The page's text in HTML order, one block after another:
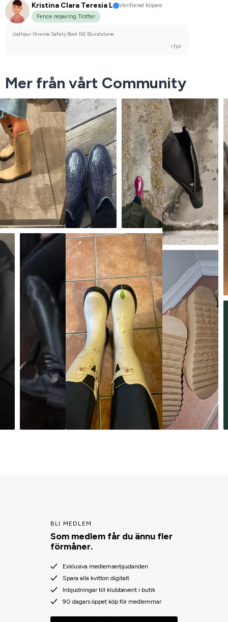
Kristina Clara Teresia L
Verifierad köpare
Fence repairing Trotter
Jodhpur Xtreme Safety Boot 192 Blundstone
i fjol
Mer från vårt Community
BLI MEDLEM
Som medlem får du ännu fler
förmåner.
Exklusiva medlemserbjudanden
Spara alla kvitton digitalt
Inbjudningar till klubbevent i butik
90 dagars öppet köp för medlemmar